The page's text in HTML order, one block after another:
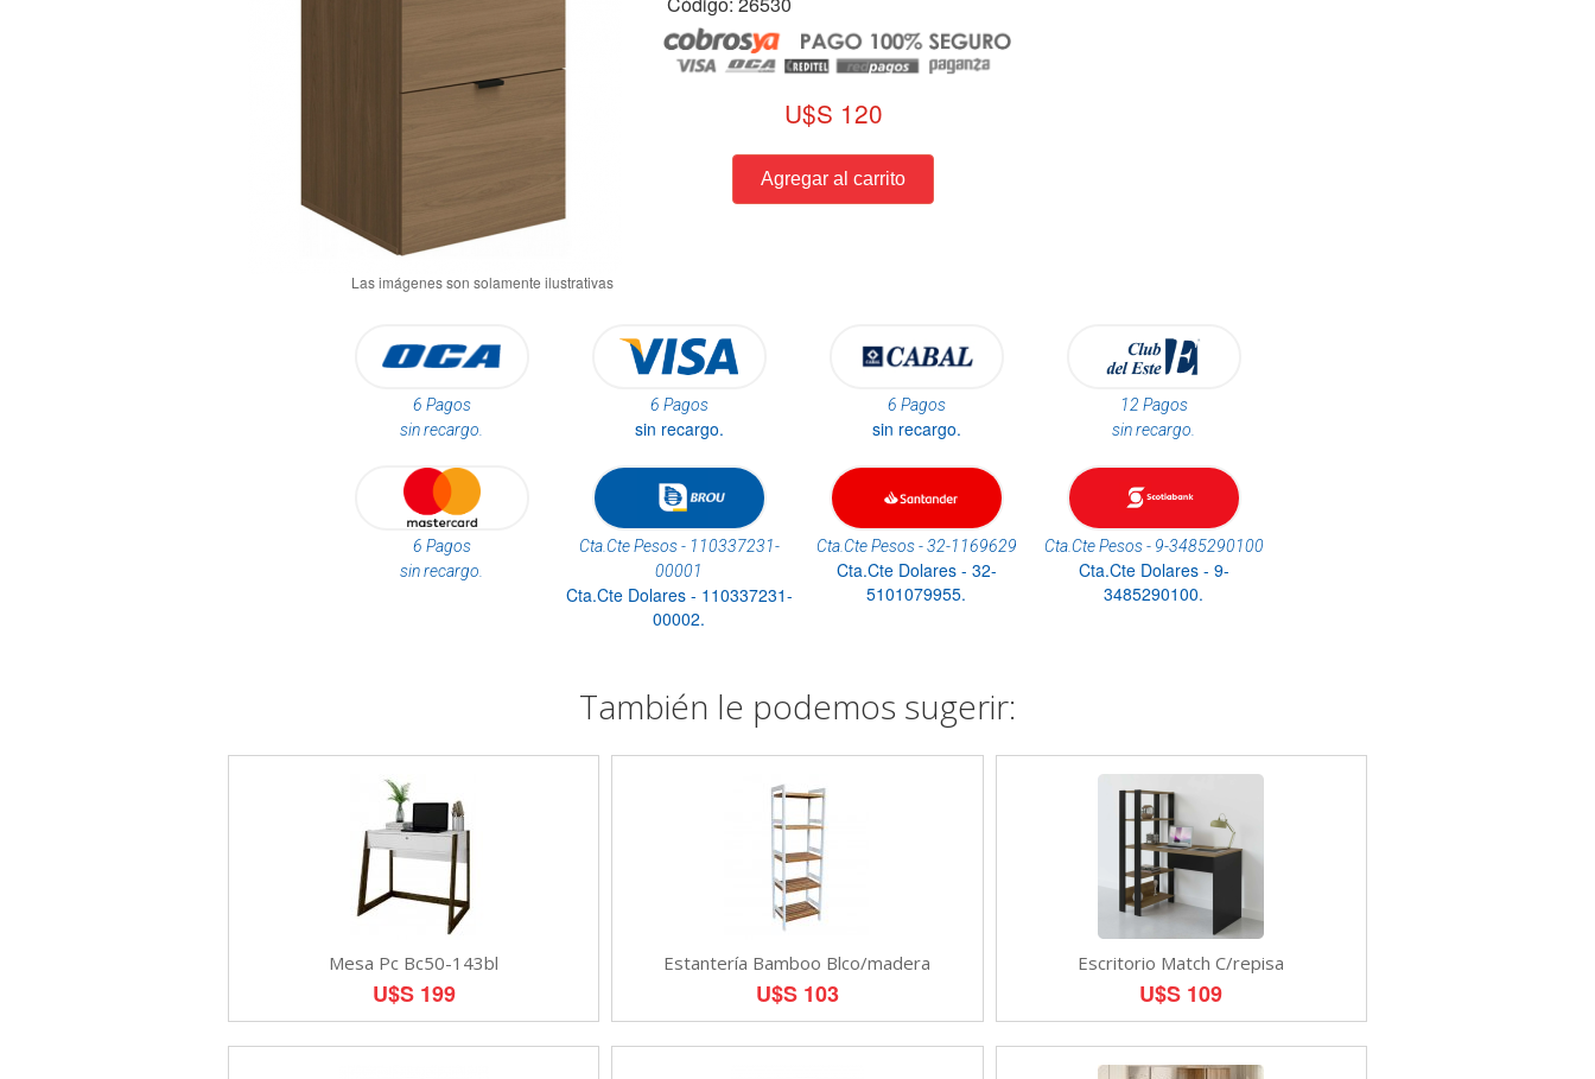
U$S 120
6 Pagos
sin recargo.
6 Pagos
sin recargo.
6 Pagos
sin recargo.
12 Pagos
sin recargo.
6 Pagos
sin recargo.
Cta.Cte Pesos - 110337231-
00001
Cta.Cte Dolares - 110337231-
00002.
Cta.Cte Pesos - 32-1169629
Cta.Cte Dolares - 32-
5101079955.
Cta.Cte Pesos - 9-3485290100
Cta.Cte Dolares - 9-
3485290100.
También le podemos sugerir:
Mesa Pc Bc50-143bl
U$S 199
Estantería Bamboo Blco/madera
U$S 103
Escritorio Match C/repisa
U$S 109